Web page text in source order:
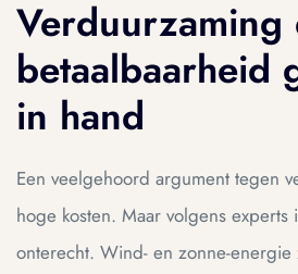
Verduurzaming
betaalbaarheid
in hand
Een veelgehoord argument tegen
hoge kosten. Maar volgens experts
onterecht. Wind- en zonne-